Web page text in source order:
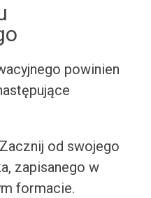
powinien
od swojego
zapisanego w
formacie.